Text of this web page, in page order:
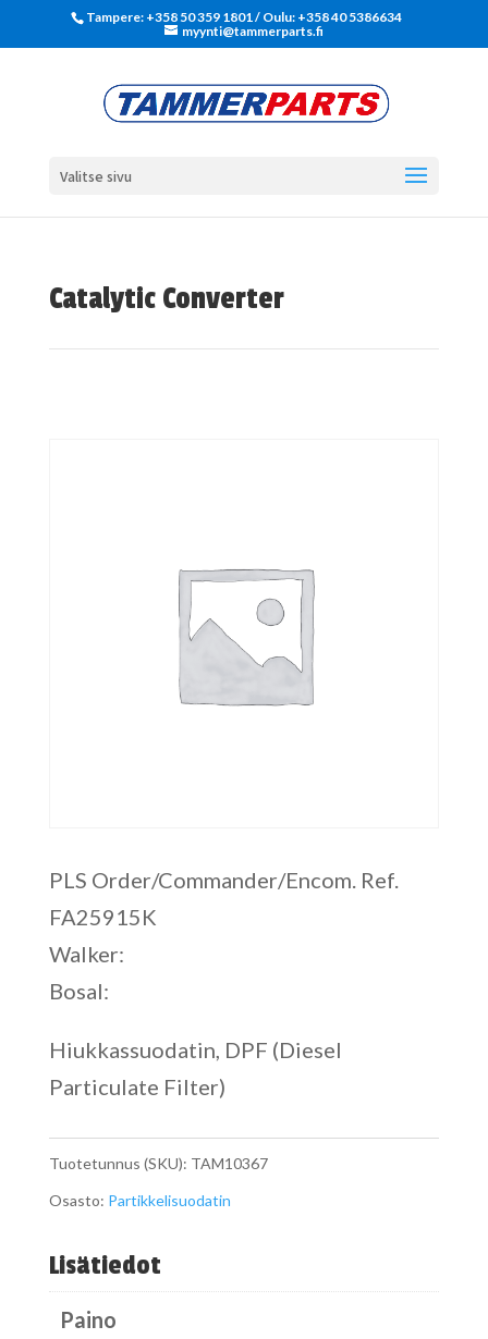
Tampere: +358 50 359 1801‬ / Oulu: +358 40 5386634
myynti@tammerparts.fi
Valitse sivu
Catalytic Converter
PLS Order/Commander/Encom. Ref.
FA25915K
Walker:
Bosal:
Hiukkassuodatin, DPF (Diesel
Particulate Filter)
Tuotetunnus (SKU): TAM10367
Osasto: Partikkelisuodatin
Lisätiedot
Paino